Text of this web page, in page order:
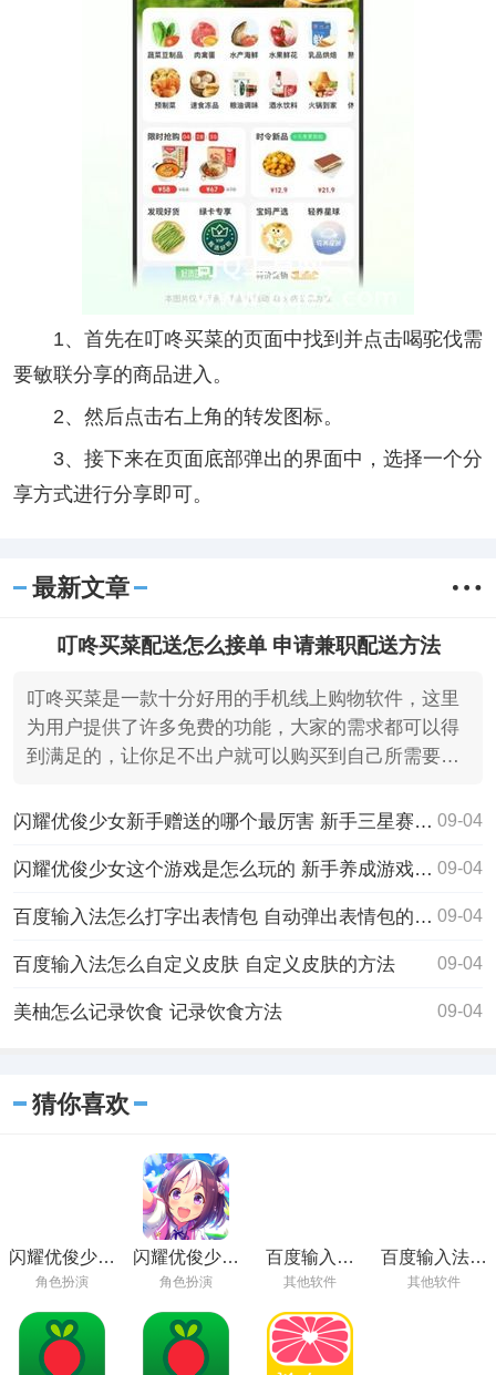
1、首先在叮咚买菜的页面中找到并点击喝驼伐需
要敏联分享的商品进入。
2、然后点击右上角的转发图标。
3、接下来在页面底部弹出的界面中，选择一个分
享方式进行分享即可。
最新文章
叮咚买菜配送怎么接单 申请兼职配送方法
叮咚买菜是一款十分好用的手机线上购物软件，这里
为用户提供了许多免费的功能，大家的需求都可以得
到满足的，让你足不出户就可以购买到自己所需要的
闪耀优俊少女新手赠送的哪个最厉害 新手三星赛马娘选择攻略 09-04
闪耀优俊少女这个游戏是怎么玩的 新手养成游戏攻略 09-04
百度输入法怎么打字出表情包 自动弹出表情包的方法 09-04
百度输入法怎么自定义皮肤 自定义皮肤的方法 09-04
美柚怎么记录饮食 记录饮食方法 09-04
猜你喜欢
闪耀优俊少女
安卓最新版下
角色扮演
闪耀优俊少女
国服下载安装
角色扮演
百度输入法
app下载
其他软件
百度输入法下
载手机版
其他软件